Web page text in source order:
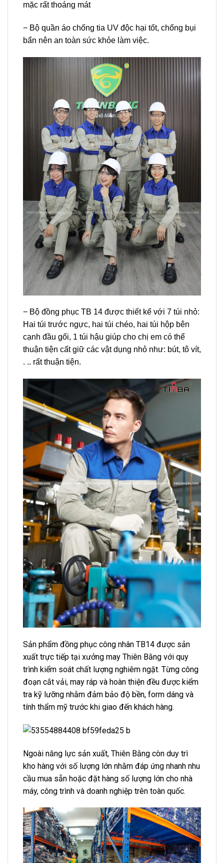
mặc rất thoáng mát
− Bộ quần áo chống tia UV độc hại tốt, chống bụi
bẩn nên an toàn sức khỏe làm việc.
− Bộ đồng phục TB 14 được thiết kế với 7 túi nhỏ:
Hai túi trước ngực, hai túi chéo, hai túi hộp bên
cạnh đầu gối, 1 túi hậu giúp cho chị em có thể
thuận tiện cất giữ các vật dụng nhỏ như: bút, tô vít,
. .. rất thuận tiện.
Sản phẩm đồng phục công nhân TB14 được sản
xuất trực tiếp tại xưởng may Thiên Bằng với quy
trình kiểm soát chất lượng nghiêm ngặt. Từng công
đoạn cắt vải, may ráp và hoàn thiện đều được kiểm
tra kỹ lưỡng nhằm đảm bảo độ bền, form dáng và
tính thẩm mỹ trước khi giao đến khách hàng.
Ngoài năng lực sản xuất, Thiên Bằng còn duy trì
kho hàng với số lượng lớn nhằm đáp ứng nhanh nhu
cầu mua sẵn hoặc đặt hàng số lượng lớn cho nhà
máy, công trình và doanh nghiệp trên toàn quốc.